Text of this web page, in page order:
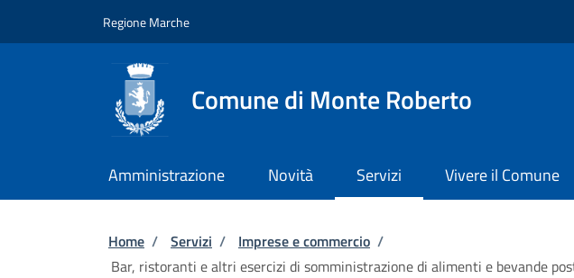
Regione Marche
Comune di Monte Roberto
Amministrazione Novità Servizi Vivere il Comune
Briciole di pane
Home / Servizi / Imprese e commercio /
Bar, ristoranti e altri esercizi di somministrazione di alimenti e bevande